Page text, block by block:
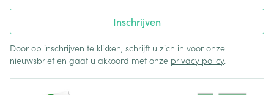
Inschrijven
Door op inschrijven te klikken, schrijft u zich in voor onze
nieuwsbrief en gaat u akkoord met onze privacy policy.